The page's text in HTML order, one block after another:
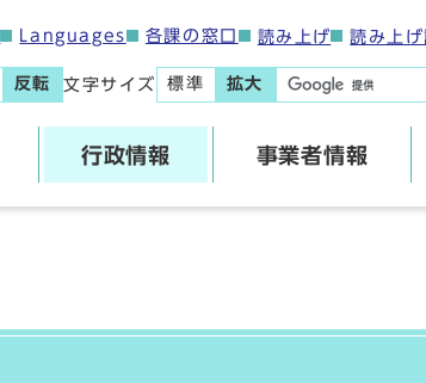
Languages 各課の窓口 読み上げ 読み上げ
反転 文字サイズ 標準 拡大
行政情報 事業者情報